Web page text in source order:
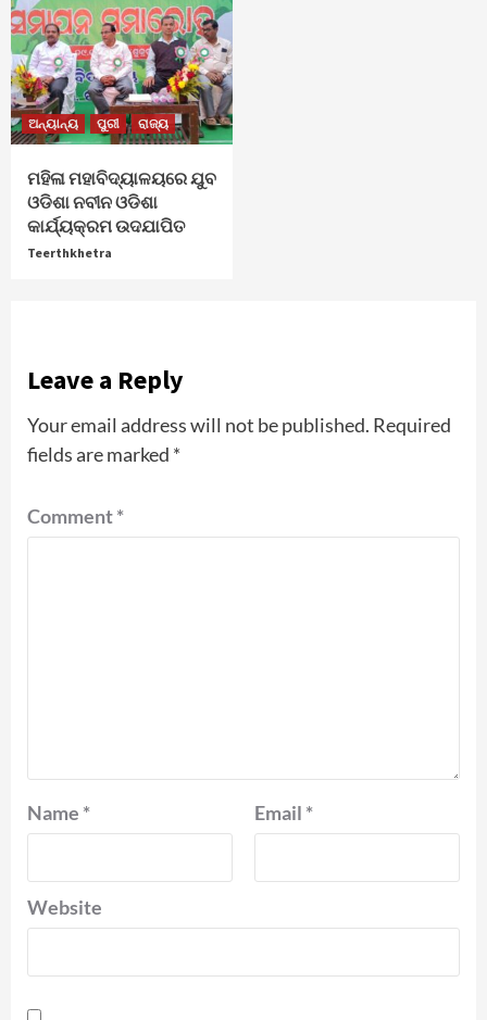
ଅନ୍ୟାନ୍ୟ ପୁରୀ ରାଜ୍ୟ
ମହିଳା ମହାବିଦ୍ୟାଳୟରେ ଯୁବ
ଓଡିଶା ନବୀନ ଓଡିଶା
କାର୍ଯ୍ୟକ୍ରମ ଉଦଯାପିତ
Teerthkhetra
Leave a Reply
Your email address will not be published. Required
fields are marked *
Comment*
Name * Email *
Website